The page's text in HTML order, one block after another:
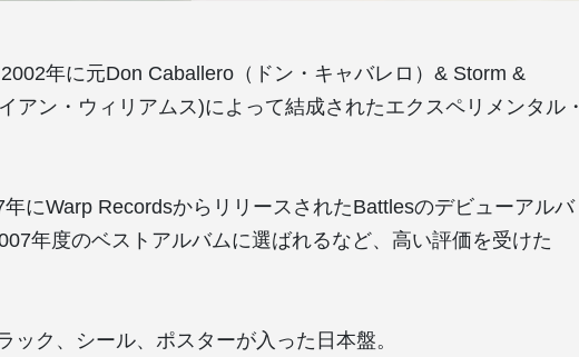
年に元Don Caballero（ドン・キャバレロ）& Storm &
アン・ウィリアムス)によって結成されたエクスペリメンタル・
年にWarp RecordsからリリースされたBattlesのデビューアルバ
年度のベストアルバムに選ばれるなど、高い評価を受けた
ック、シール、ポスターが入った日本盤。